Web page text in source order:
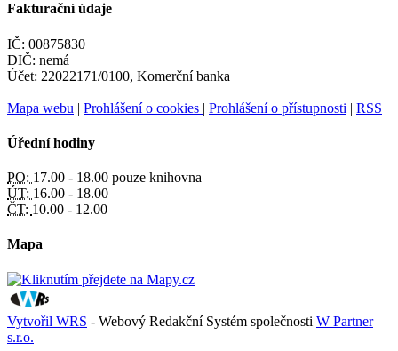
Fakturační údaje
IČ: 00875830
DIČ: nemá
Účet: 22022171/0100, Komerční banka
Mapa webu | Prohlášení o cookies | Prohlášení o přístupnosti | RSS
Úřední hodiny
PO: 17.00 - 18.00 pouze knihovna
ÚT: 16.00 - 18.00
ČT: 10.00 - 12.00
Mapa
Vytvořil WRS - Webový Redakční Systém společnosti W Partner
s.r.o.